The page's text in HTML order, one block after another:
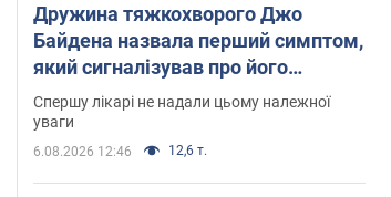
Дружина тяжкохворого Джо
Байдена назвала перший симптом,
який сигналізував про його
"агресивний" рак
Спершу лікарі не надали цьому належної
уваги
6.08.2026 12:46 12,6 т.